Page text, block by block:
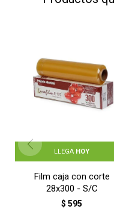
LLEGA HOY
Film caja con corte
28x300 - S/C
$ 595